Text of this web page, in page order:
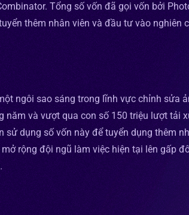
Tổng số vốn đã gọi vốn bởi
thêm nhân viên và đầu tư vào nghiên
ngôi sao sáng trong lĩnh vực chỉnh sửa
năm và vượt qua con số 150 triệu lượt tải
dụng số vốn này để tuyển dụng thêm
rộng đội ngũ làm việc hiện tại lên gấp